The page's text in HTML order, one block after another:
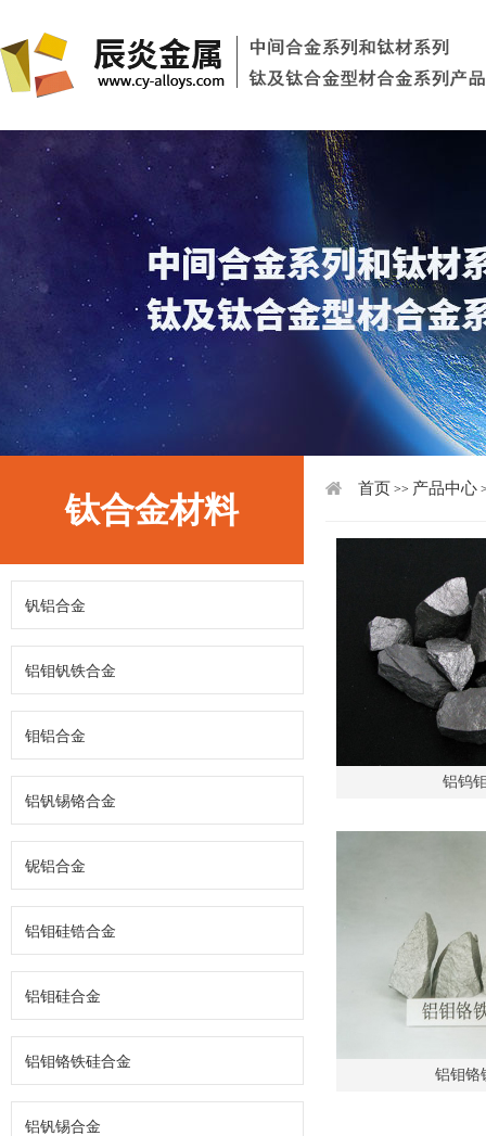
钛合金材料
钒铝合金
铝钼钒铁合金
钼铝合金
铝钒锡铬合金
铌铝合金
铝钼硅锆合金
铝钼硅合金
铝钼铬铁硅合金
铝钒锡合金
首页 >> 产品中心
铝钨
铝钼铬